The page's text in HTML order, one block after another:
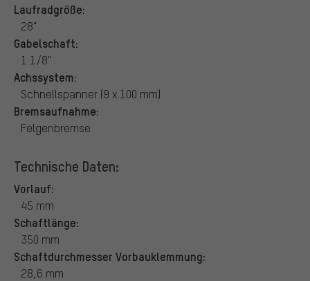
Laufradgröße:
28"
Gabelschaft:
1 1/8"
Achssystem:
Schnellspanner (9 x 100 mm)
Bremsaufnahme:
Felgenbremse
Technische Daten:
Vorlauf:
45 mm
Schaftlänge:
350 mm
Schaftdurchmesser Vorbauklemmung:
28,6 mm